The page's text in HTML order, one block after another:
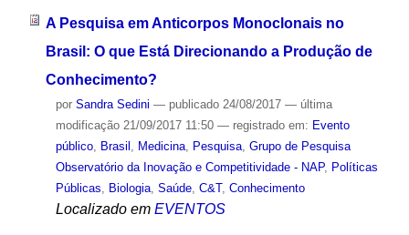
A Pesquisa em Anticorpos Monoclonais no
Brasil: O que Está Direcionando a Produção de
Conhecimento?
por Sandra Sedini — publicado24/08/2017 — última
modificação21/09/2017 11:50 — registrado em: Evento
público, Brasil , Medicina, Pesquisa, Grupo de Pesquisa
Observatório da Inovação e Competitividade - NAP, Políticas
Públicas, Biologia, Saúde, C&T, Conhecimento
Localizado em EVENTOS